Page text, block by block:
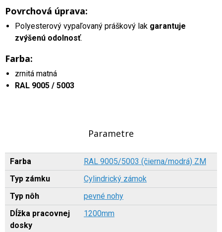
Povrchová úprava:
Polyesterový vypaľovaný práškový lak garantuje
zvýšenú odolnosť.
Farba:
zrnitá matná
RAL 9005 / 5003
Parametre
Farba
RAL 9005/5003 (čierna/modrá) ZM
Typ zámku
Cylindrický zámok
Typ nôh
pevné nohy
Dĺžka pracovnej
dosky
1200mm